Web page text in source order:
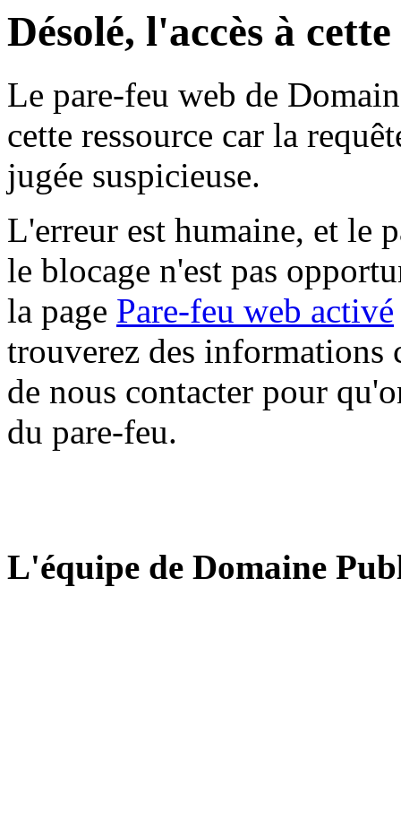
Désolé, l'accès à
Le pare-feu web de
cette ressource car la
jugée suspicieuse.
L'erreur est humaine, et le
le blocage n'est pas
la page Pare-feu web activé
trouverez des informations
de nous contacter pour
du pare-feu.
L'équipe de Domaine